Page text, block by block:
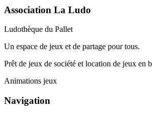
Association La Ludo
Ludothèque du Pallet
Un espace de jeux et de partage pour tous.
Prêt de jeux de société et location de jeux en
Animations jeux
Navigation